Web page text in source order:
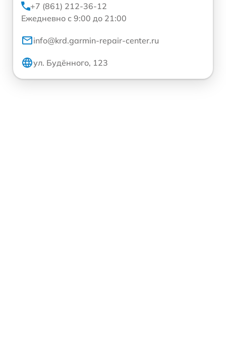
+7 (861) 212-36-12
Ежедневно с 9:00 до 21:00
info@krd.garmin-repair-center.ru
ул. Будённого, 123